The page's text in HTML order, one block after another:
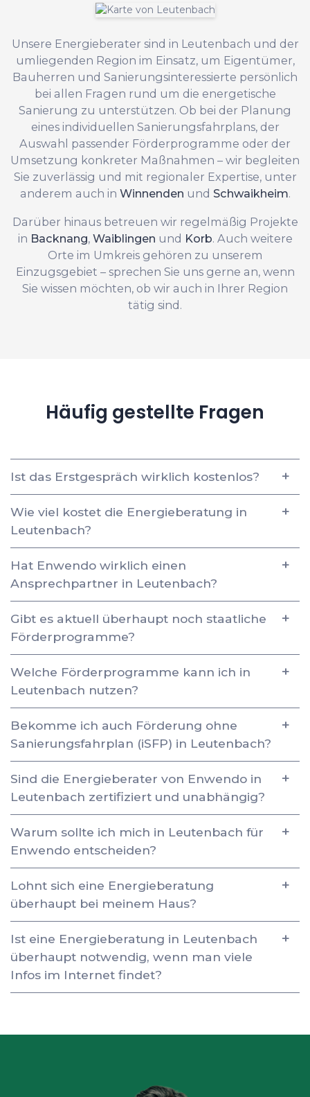
Unsere Energieberater sind in Leutenbach und der
umliegenden Region im Einsatz, um Eigentümer,
Bauherren und Sanierungsinteressierte persönlich
bei allen Fragen rund um die energetische
Sanierung zu unterstützen. Ob bei der Planung
eines individuellen Sanierungsfahrplans, der
Auswahl passender Förderprogramme oder der
Umsetzung konkreter Maßnahmen – wir begleiten
Sie zuverlässig und mit regionaler Expertise, unter
anderem auch in Winnenden und Schwaikheim.
Darüber hinaus betreuen wir regelmäßig Projekte
in Backnang, Waiblingen und Korb. Auch weitere
Orte im Umkreis gehören zu unserem
Einzugsgebiet – sprechen Sie uns gerne an, wenn
Sie wissen möchten, ob wir auch in Ihrer Region
tätig sind.
Häufig gestellte Fragen
Ist das Erstgespräch wirklich kostenlos?
Wie viel kostet die Energieberatung in
Leutenbach?
Hat Enwendo wirklich einen
Ansprechpartner in Leutenbach?
Gibt es aktuell überhaupt noch staatliche
Förderprogramme?
Welche Förderprogramme kann ich in
Leutenbach nutzen?
Bekomme ich auch Förderung ohne
Sanierungsfahrplan (iSFP) in Leutenbach?
Sind die Energieberater von Enwendo in
Leutenbach zertifiziert und unabhängig?
Warum sollte ich mich in Leutenbach für
Enwendo entscheiden?
Lohnt sich eine Energieberatung
überhaupt bei meinem Haus?
Ist eine Energieberatung in Leutenbach
überhaupt notwendig, wenn man viele
Infos im Internet findet?